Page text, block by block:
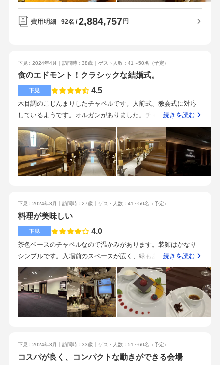
したのでよかったです。披露宴会場は悠久を利用しました。天
井が高くて、照明も設備が整っていてピカピカ！華やかな披露
で、ゲストのホテル代（別ホテル）お車代、プロフィールムー
ビー、オープニングムービー、挙式に使った小物などで60万円
ほどかかりました。遠方からのゲストが多い分、予想どおりで
した。オープニングムービー、プロフィールムービー、カメラ
マン、記録用ビデオを持ち込みにしたため、50万円ほど節約で
テルで頼むよりも数千円節約できました。お料理が美味しく気
に入ったのもこの式場を選んだ決め手でした。お子様料理も年
齢に応じて2種類から選ぶことができ、子供のゲストも楽しんで
いたようでした。ゲストのアレルギー対応メニューも細やかで
ると一目でホテルだ！とわかる外装で気分も上がります。車で
行く場合は、ホテルエントランス前の道は一方通行なので、カ
ーナビの設定には注意が必要です。プランナーさんは細やかな
気遣いができ、仕事がとても早い方で本当に頼りになる方でし
た。こちらがうっかり忘れていたこともリマインドしてくださ
ったり、特に挙式1週間前になると「これってどうなるの？」
「これはどうしよう」など具体的な疑問がたくさん沸くのです
が、都度聞いても快く対応いただいて、本当に感謝しておりま
す。挙式当日の介添の方、美容室スタッフの方、宴会場キャプ
テンの方もとても親切な方で、みなさまのおかげでとても素敵
な1日になりました。都民共済のハッピープラン併用で衣装代が
いいと思います
費用明細 92名 2,884,757 円
下見：2024年4月 訪問時：38歳 ゲスト人数：41～50名 （予定）
食のエドモント！クラシックな結婚式。
下見 4.5
木目調のこじんまりしたチャペルです。人前式、教会式に対応
しているようです。オルガンがありました。チャペル前に前室
があり、緑もあり落ち着く空間でした。何種類かあります。20-3
0名の会場から100名以上入る会場まであります。ダークブラウ
ンのシックな部屋から、白基調の明るい部屋もありました。30
名で160万円でした。都民共済のプランを使用したので、ドレ
ス、ブーケ、引き出物の金額は入ってません。周辺ののホテル
ーは5-6種類あり選べます。フランセジャポネという和食とフレ
ンチを融合させた料理がおすすめだそうです。お箸で食べれる
フレンチなので、どの世代にも食べやすいと思います。何路線
も使えるので、列席する人にもいいと思いますが、10分程度か
かるので近いとはいえません。プランナーさんもそのほかウェ
当していただいた方の説明も不安な点はありませんでした。食
事が美味しい出会った人皆感じが良かったですオリジナリティ
を出すのが難しいので、クラシックなノーマルな結婚式をあげ
たい人におすすめです。
…続きを読む
下見：2024年3月 訪問時：27歳 ゲスト人数：41～50名 （予定）
料理が美味しい
下見 4.0
茶色ベースのチャペルなので温かみがあります。装飾はかなり
シンプルです。入場前のスペースが広く、緑もあるので心が落
ち着くと思います。ただ扉が引き戸なのが気になりました。チ
ャペルとは対照的に、披露宴会場はものすごくゴージャスで
す。入った瞬間広さに驚きました。天井も高く、黒のシャンデ
リアが煌びやかでした。ゲストテーブルの席間隔も広く取られ
ているので、歩きやすいと思いました。駅からは少し歩きます
グレードを上げなくても美味しい料理が食べられます。初期見
積もりと実際の見積もりに大きな違いがないよう、スタッフの
…続きを読む
下見：2024年3月 訪問時：33歳 ゲスト人数：51～60名 （予定）
コスパが良く、コンパクトな動きができる会場